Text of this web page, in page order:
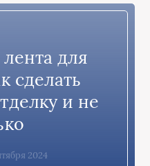
для
сделать
и не
2024